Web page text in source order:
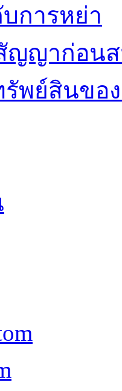
การหย่า
ญญาก่อน
รัพย์สินขอ